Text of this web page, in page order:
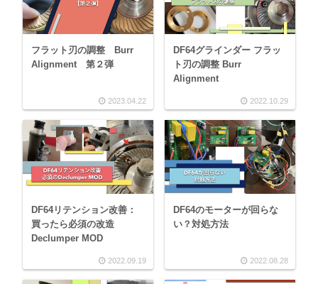
フラット刃の調整 Burr
Alignment 第２弾
2023.04.22
DF64グラインダー フラッ
ト刃の調整 Burr
Alignment
2022.10.29
DF64リテンション改善：
買ったら必須の改造
Declumper MOD
2022.09.19
DF64のモーターが回らな
い？対処方法
2022.08.28